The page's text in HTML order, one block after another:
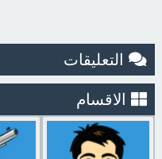
التعليقات
الاقسام